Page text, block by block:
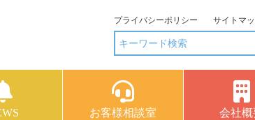
プライバシーポリシー サイトマ
お客様相談室 会社概